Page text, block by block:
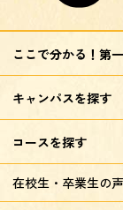
ここで分かる！第
キャンパスを探す
コースを探す
在校生・卒業生の声